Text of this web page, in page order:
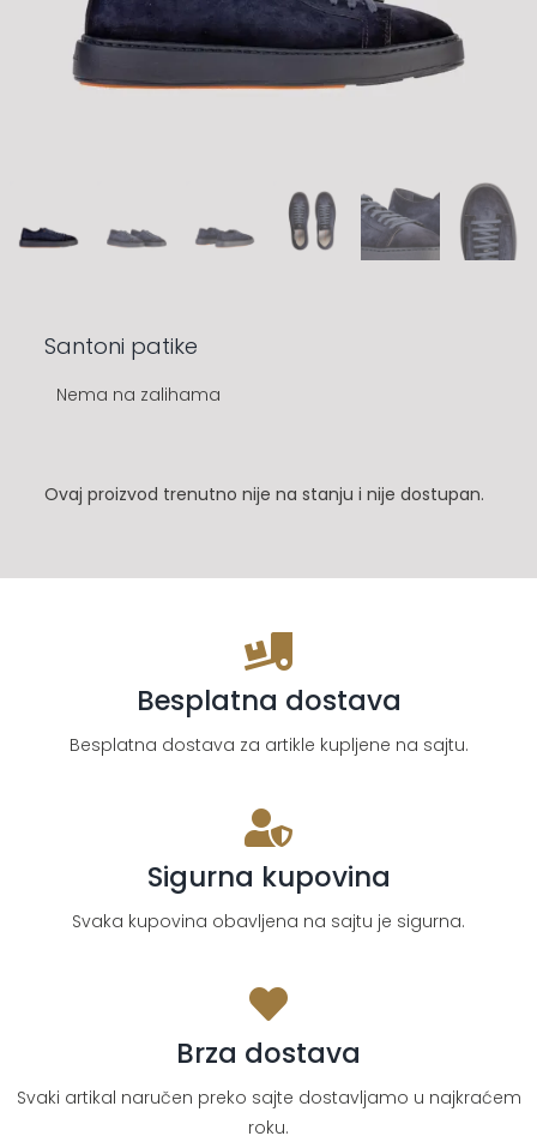
Santoni patike
Nema na zalihama
Ovaj proizvod trenutno nije na stanju i nije dostupan.
Besplatna dostava
Besplatna dostava za artikle kupljene na sajtu.
Sigurna kupovina
Svaka kupovina obavljena na sajtu je sigurna.
Brza dostava
Svaki artikal naručen preko sajte dostavljamo u najkraćem
roku.